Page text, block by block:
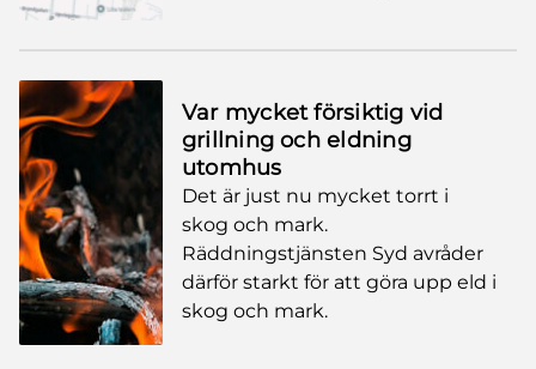
Var mycket försiktig vid
grillning och eldning
utomhus
Det är just nu mycket torrt i
skog och mark.
Räddningstjänsten Syd avråder
därför starkt för att göra upp eld i
skog och mark.